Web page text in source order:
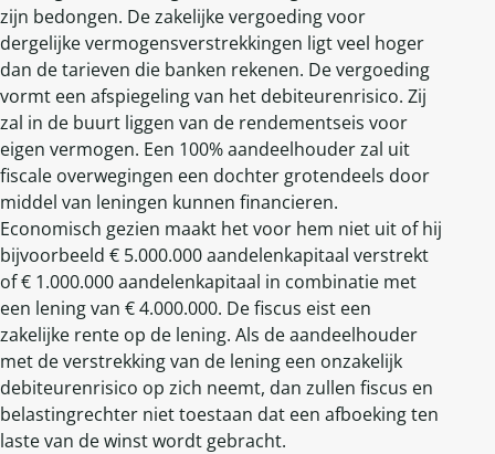
zijn bedongen. De zakelijke vergoeding voor
dergelijke vermogensverstrekkingen ligt veel hoger
dan de tarieven die banken rekenen. De vergoeding
vormt een afspiegeling van het debiteurenrisico. Zij
zal in de buurt liggen van de rendementseis voor
eigen vermogen. Een 100% aandeelhouder zal uit
fiscale overwegingen een dochter grotendeels door
middel van leningen kunnen financieren.
Economisch gezien maakt het voor hem niet uit of hij
bijvoorbeeld € 5.000.000 aandelenkapitaal verstrekt
of € 1.000.000 aandelenkapitaal in combinatie met
een lening van € 4.000.000. De fiscus eist een
zakelijke rente op de lening. Als de aandeelhouder
met de verstrekking van de lening een onzakelijk
debiteurenrisico op zich neemt, dan zullen fiscus en
belastingrechter niet toestaan dat een afboeking ten
laste van de winst wordt gebracht.